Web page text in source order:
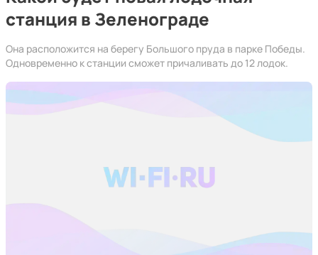
станция в Зеленограде
Она расположится на берегу Большого пруда в парке Победы.
Одновременно к станции сможет причаливать до 12 лодок.